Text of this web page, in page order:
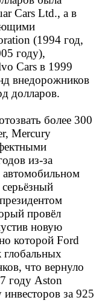
Cars Ltd., а в
(1994 год,
году),
Cars в 1999
внедорожников
долларов.
более 300
Mercury
из-за
провёл
новую
которой Ford
глобальных
что вернуло
году Aston
за 925